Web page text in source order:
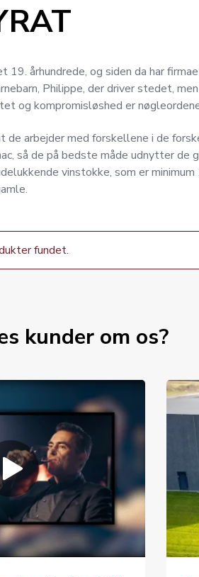
19. århundrede, og siden da har
Philippe, der driver stedet,
og kompromisløshed er
de arbejder med forskellene i de
så de på bedste måde udnytter de
vinstokke, som er minimum
fundet.
kunder om os?